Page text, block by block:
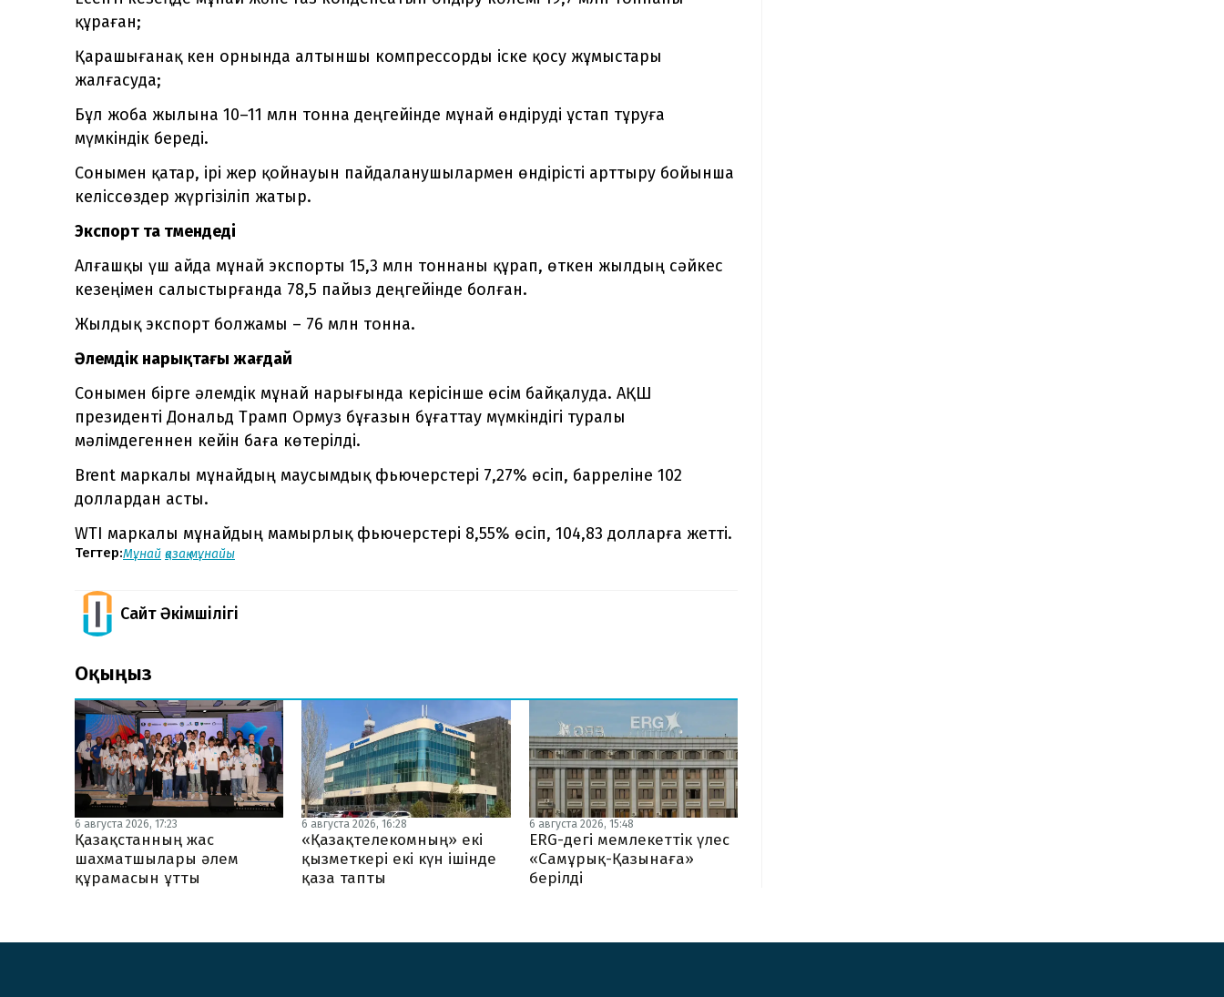
құраған;
Қарашығанақ кен орнында алтыншы компрессорды іске қосу жұмыстары
жалғасуда;
Бұл жоба жылына 10–11 млн тонна деңгейінде мұнай өндіруді ұстап тұруға
мүмкіндік береді.
Сонымен қатар, ірі жер қойнауын пайдаланушылармен өндірісті арттыру бойынша
келіссөздер жүргізіліп жатыр.
Экспорт та төмендеді
Алғашқы үш айда мұнай экспорты 15,3 млн тоннаны құрап, өткен жылдың сәйкес
кезеңімен салыстырғанда 78,5 пайыз деңгейінде болған.
Жылдық экспорт болжамы – 76 млн тонна.
Әлемдік нарықтағы жағдай
Сонымен бірге әлемдік мұнай нарығында керісінше өсім байқалуда. АҚШ
президенті Дональд Трамп Ормуз бұғазын бұғаттау мүмкіндігі туралы
мәлімдегеннен кейін баға көтерілді.
Brent маркалы мұнайдың маусымдық фьючерстері 7,27% өсіп, барреліне 102
доллардан асты.
WTI маркалы мұнайдың мамырлық фьючерстері 8,55% өсіп, 104,83 долларға жетті.
Тегтер:Мұнай қазақ мұнайы
Сайт Әкімшілігі
Оқыңыз
6 августа 2026, 17:23
Қазақстанның жас
шахматшылары әлем
құрамасын ұтты
6 августа 2026, 16:28
«Қазақтелекомның» екі
қызметкері екі күн ішінде
қаза тапты
6 августа 2026, 15:48
ERG-дегі мемлекеттік үлес
«Самұрық-Қазынаға»
берілді